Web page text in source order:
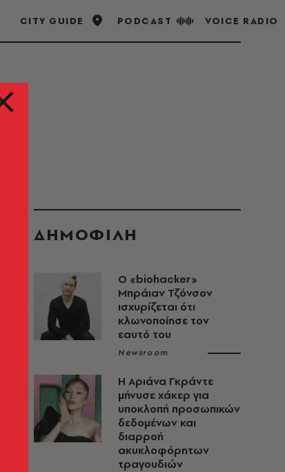
CITY GUIDE PODCAST VOICE RADIO
ΔΗΜΟΦΙΛΗ
Ο «biohacker»
Μπράιαν Τζόνσον
ισχυρίζεται ότι
κλωνοποίησε τον
εαυτό του
Newsroom
Η Αριάνα Γκράντε
μήνυσε χάκερ για
υποκλοπή προσωπικών
δεδομένων και
διαρροή
ακυκλοφόρητων
τραγουδιών